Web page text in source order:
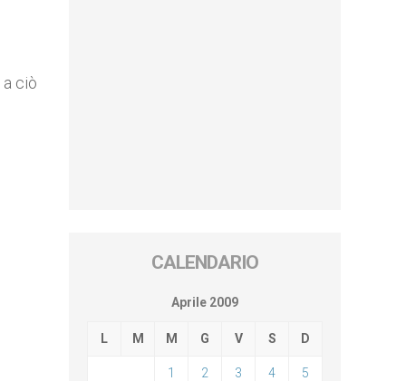
ciò
CALENDARIO
Aprile 2009
L M M G V S D
1 2 3 4 5